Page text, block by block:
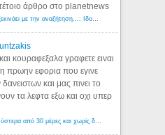
άρθρο στο planetnews
κουραφεξαλα γραφετε ειναι
η πρωην εφορια που εγινε
και μας πινει το
τα λεφτα εξω και οχι υπερ